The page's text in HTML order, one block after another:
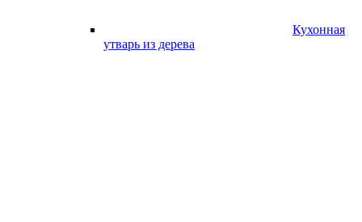
Кухонная
утварь из дерева